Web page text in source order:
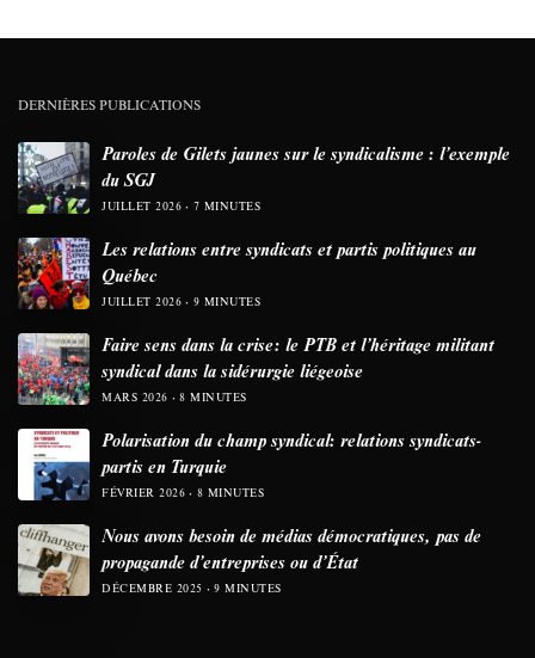
DERNIÈRES PUBLICATIONS
Paroles de Gilets jaunes sur le syndicalisme : l’exemple
du SGJ
JUILLET 2026 7 MINUTES
Les relations entre syndicats et partis politiques au
Québec
JUILLET 2026 9 MINUTES
Faire sens dans la crise: le PTB et l’héritage militant
syndical dans la sidérurgie liégeoise
MARS 2026 8 MINUTES
Polarisation du champ syndical: relations syndicats-
partis en Turquie
FÉVRIER 2026 8 MINUTES
Nous avons besoin de médias démocratiques, pas de
propagande d’entreprises ou d’État
DÉCEMBRE 2025 9 MINUTES